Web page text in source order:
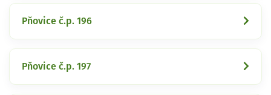
Pňovice č.p. 196
Pňovice č.p. 197